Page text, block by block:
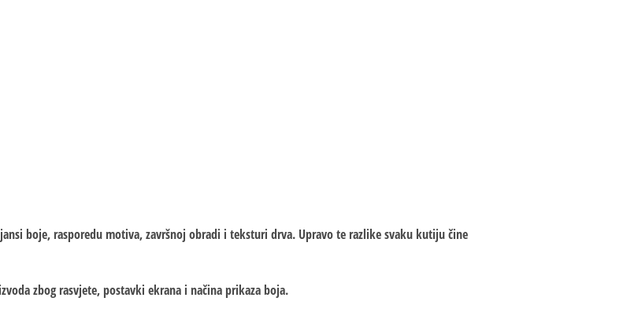
boje, rasporedu motiva, završnoj obradi i teksturi drva. Upravo te razlike svaku kutiju čine
zbog rasvjete, postavki ekrana i načina prikaza boja.